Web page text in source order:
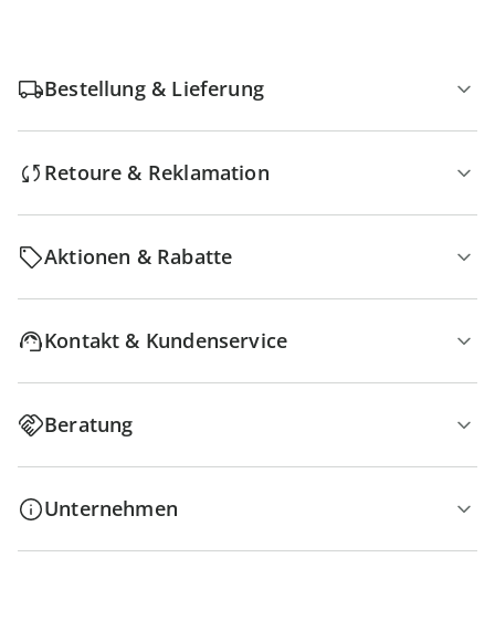
Bestellung & Lieferung
Retoure & Reklamation
Aktionen & Rabatte
Kontakt & Kundenservice
Beratung
Unternehmen